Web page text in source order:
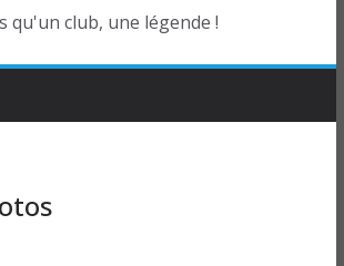
qu'un club, une légende !